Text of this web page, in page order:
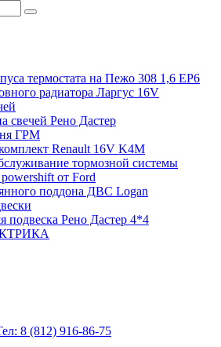
термостата на Пежо 308 1,6 EP6
радиатора Ларгус 16V
свечей Рено Дастер
ГРМ
Renault 16V K4M
тормозной системы
от Ford
поддона ДВС Logan
подвеска Рено Дастер 4*4
8 (812) 916-86-75